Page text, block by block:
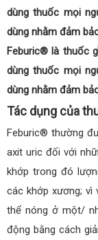
dùng thuốc mọi
dùng nhằm đảm
Feburic® là thuốc
dùng thuốc mọi
dùng nhằm đảm
Tác dụng của
Feburic® thường
axit uric đối với
khớp trong đó
các khớp xương; vì
thể nóng ở một/
động bằng cách